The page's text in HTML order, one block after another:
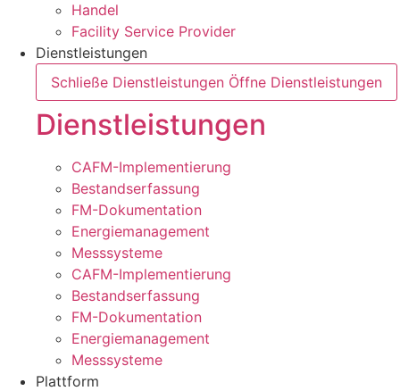
Handel
Facility Service Provider
Dienstleistungen
Schließe Dienstleistungen Öffne Dienstleistungen
Dienstleistungen
CAFM-Implementierung
Bestandserfassung
FM-Dokumentation
Energiemanagement
Messsysteme
CAFM-Implementierung
Bestandserfassung
FM-Dokumentation
Energiemanagement
Messsysteme
Plattform